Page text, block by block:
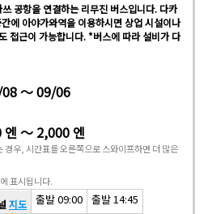
공항을 연결하는 리무진 버스입니다. 다카
에 아야가와역을 이용하시면 상업 시설이나
접근이 가능합니다. *버스에 따라 설비가 다
～ 09/06
엔 ～ 2,000 엔
경우, 시간표를 오른쪽으로 스와이프하면 더 많은
표시됩니다.
지도 출발 09:00 출발 14:45